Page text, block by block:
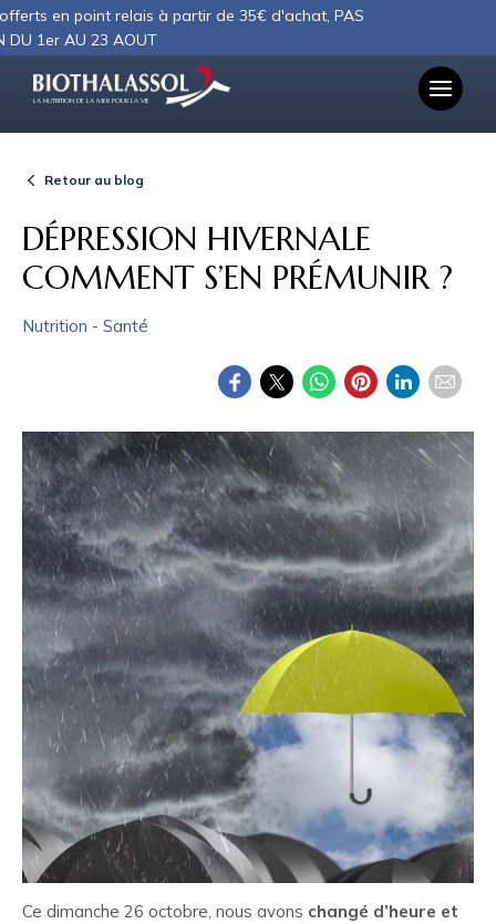
point relais à partir de 35€ d'achat, PAS
23 AOUT
LA NUTRITION DE LA MER POUR LA VIE
Retour au blog
DÉPRESSION HIVERNALE
COMMENT S’EN PRÉMUNIR ?
Nutrition - Santé
Ce dimanche 26 octobre, nous avons changé d’heure et
Panneau de gestion des cookies